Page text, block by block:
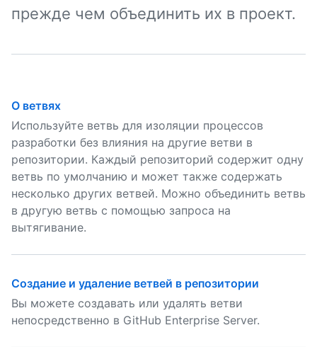
прежде чем объединить их в проект.
О ветвях
Используйте ветвь для изоляции процессов
разработки без влияния на другие ветви в
репозитории. Каждый репозиторий содержит одну
ветвь по умолчанию и может также содержать
несколько других ветвей. Можно объединить ветвь
в другую ветвь с помощью запроса на
вытягивание.
Создание и удаление ветвей в репозитории
Вы можете создавать или удалять ветви
непосредственно в GitHub Enterprise Server.